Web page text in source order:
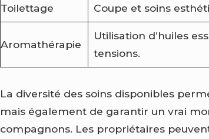
Toilettage Coupe et soins
Aromathérapie
Utilisation d’huiles
tensions.
La diversité des soins disponibles
mais également de garantir un vrai
compagnons. Les propriétaires